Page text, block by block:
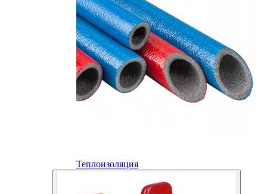
Теплоизоляция